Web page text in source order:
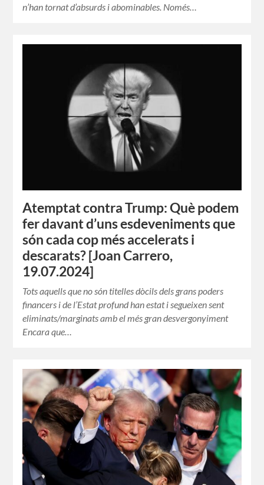
n’han tornat d’absurds i abominables. Només…
Atemptat contra Trump: Què podem
fer davant d’uns esdeveniments que
són cada cop més accelerats i
descarats? [Joan Carrero,
19.07.2024]
Tots aquells que no són titelles dòcils dels grans poders
financers i de l’Estat profund han estat i segueixen sent
eliminats/marginats amb el més gran desvergonyiment
Encara que…